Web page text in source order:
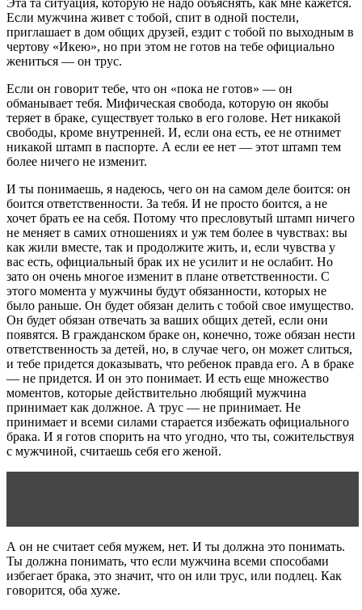
Эта та ситуация, которую не надо объяснять, как мне кажется.
Если мужчина живет с тобой, спит в одной постели,
приглашает в дом общих друзей, ездит с тобой по выходным в
чертову «Икею», но при этом не готов на тебе официально
жениться — он трус.
Если он говорит тебе, что он «пока не готов» — он
обманывает тебя. Мифическая свобода, которую он якобы
теряет в браке, существует только в его голове. Нет никакой
свободы, кроме внутренней. И, если она есть, ее не отнимет
никакой штамп в паспорте. А если ее нет — этот штамп тем
более ничего не изменит.
И ты понимаешь, я надеюсь, чего он на самом деле боится: он
боится ответственности. За тебя. И не просто боится, а не
хочет брать ее на себя. Потому что пресловутый штамп ничего
не меняет в самих отношениях и уж тем более в чувствах: вы
как жили вместе, так и продолжите жить, и, если чувства у
вас есть, официальный брак их не усилит и не ослабит. Но
зато он очень многое изменит в плане ответственности. С
этого момента у мужчины будут обязанности, которых не
было раньше. Он будет обязан делить с тобой свое имущество.
Он будет обязан отвечать за ваших общих детей, если они
появятся. В гражданском браке он, конечно, тоже обязан нести
ответственность за детей, но, в случае чего, он может слиться,
и тебе придется доказывать, что ребенок правда его. А в браке
— не придется. И он это понимает. И есть еще множество
моментов, которые действительно любящий мужчина
принимает как должное. А трус — не принимает. Не
принимает и всеми силами старается избежать официального
брака. И я готов спорить на что угодно, что ты, сожительствуя
с мужчиной, считаешь себя его женой.
А он не считает себя мужем, нет. И ты должна это понимать.
Ты должна понимать, что если мужчина всеми способами
избегает брака, это значит, что он или трус, или подлец. Как
говорится, оба хуже.